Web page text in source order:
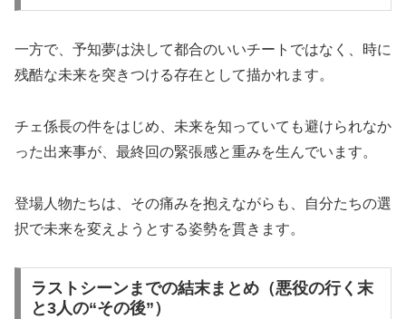
一方で、予知夢は決して都合のいいチートではなく、時に
残酷な未来を突きつける存在として描かれます。
チェ係長の件をはじめ、未来を知っていても避けられなか
った出来事が、最終回の緊張感と重みを生んでいます。
登場人物たちは、その痛みを抱えながらも、自分たちの選
択で未来を変えようとする姿勢を貫きます。
ラストシーンまでの結末まとめ（悪役の行く末
と3人の“その後”）